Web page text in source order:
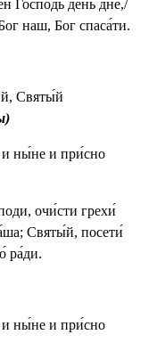
Госпо́дь день дне,/
наш, Бог спаса́ти.
Святы́й
ны́не и при́сно
очи́сти грехи́
Святы́й, посети́
ра́ди.
ны́не и при́сно